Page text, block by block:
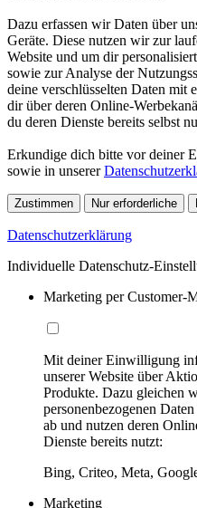
Dazu erfassen wir Daten über
Geräte. Diese nutzen wir zur
Website und um dir
sowie zur Analyse der
deine verschlüsselten Daten mit
dir über deren Online-
du deren Dienste bereits selbst
Erkundige dich bitte vor deiner
sowie in unserer
Zustimmen Nur erforderliche
Datenschutzerklärung
Individuelle Datenschutz-
Marketing per Customer-
Mit deiner Einwilligung
unserer Website über
Produkte. Dazu gleichen
personenbezogenen
ab und nutzen deren
Dienste bereits nutzt:
Bing, Criteo, Meta,
Marketing